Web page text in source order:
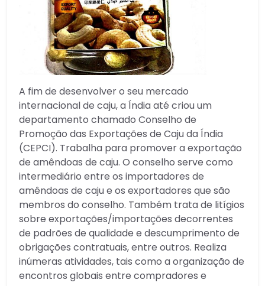
A fim de desenvolver o seu mercado
internacional de caju, a Índia até criou um
departamento chamado Conselho de
Promoção das Exportações de Caju da Índia
(CEPCI). Trabalha para promover a exportação
de amêndoas de caju. O conselho serve como
intermediário entre os importadores de
amêndoas de caju e os exportadores que são
membros do conselho. Também trata de litígios
sobre exportações/importações decorrentes
de padrões de qualidade e descumprimento de
obrigações contratuais, entre outros. Realiza
inúmeras atividades, tais como a organização de
encontros globais entre compradores e